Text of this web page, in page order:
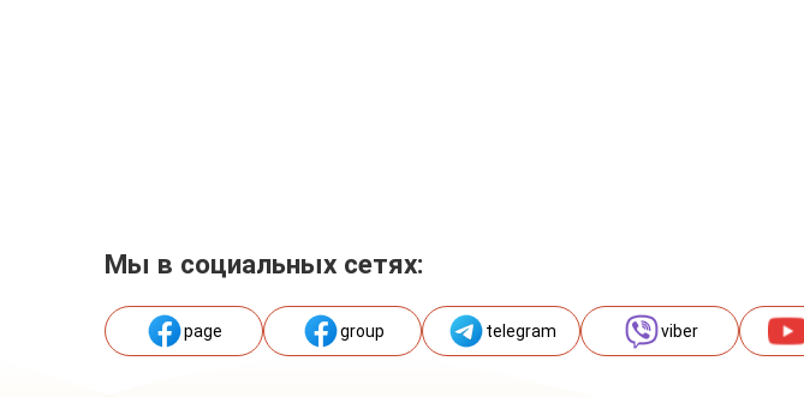
Мы в социальных сетях:
page group telegram viber